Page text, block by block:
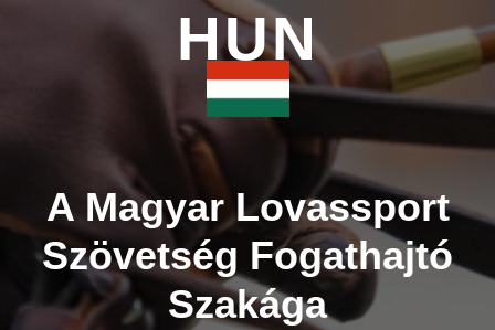
HUN
A Magyar Lovassport
Szövetség Fogathajtó
Szakága